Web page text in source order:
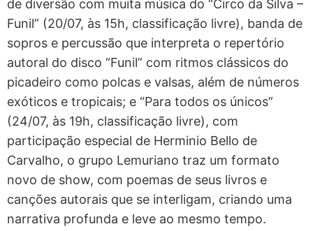
de diversão com muita música do “Circo da Silva –
Funil” (20/07, às 15h, classificação livre), banda de
sopros e percussão que interpreta o repertório
autoral do disco “Funil” com ritmos clássicos do
picadeiro como polcas e valsas, além de números
exóticos e tropicais; e “Para todos os únicos”
(24/07, às 19h, classificação livre), com
participação especial de Herminio Bello de
Carvalho, o grupo Lemuriano traz um formato
novo de show, com poemas de seus livros e
canções autorais que se interligam, criando uma
narrativa profunda e leve ao mesmo tempo.